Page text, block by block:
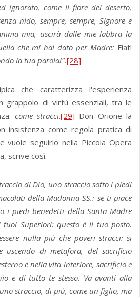
ignorato, come il fiore del deserto,
nido, sempre, sempre, Signore e
mia, uscirà dalle mie labbra la
che mi hai dato per Madre: Fiat!
la tua parola!".[28]
che caratterizza l'esperienza
grappolo di virtù essenziali, tra le
come stracci.[29] Don Orione la
insistenza come regola pratica di
vuole seguirlo nella Piccola Opera
scrive così.
di Dio, uno straccio sotto i piedi
della Madonna SS.: se ti piace
i piedi benedetti della Santa Madre
tuoi Superiori: questo è il tuo posto.
nulla più che poveri stracci: si
di metafora, del sacrificio
e nella vita interiore, sacrificio e
e di tutto te stesso. Va avanti alla
straccio, di più, come un figlio, ma